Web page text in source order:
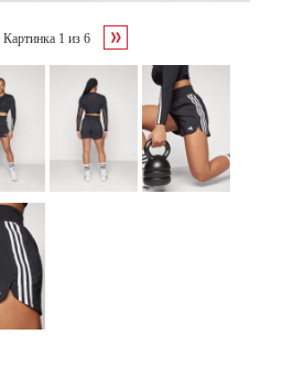
Картинка 1 из 6